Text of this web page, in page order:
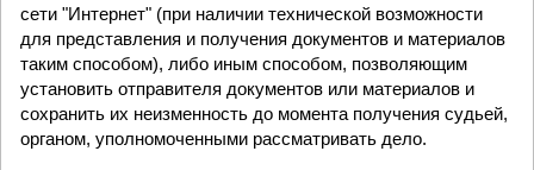
сети "Интернет" (при наличии технической возможности
для представления и получения документов и материалов
таким способом), либо иным способом, позволяющим
установить отправителя документов или материалов и
сохранить их неизменность до момента получения судьей,
органом, уполномоченными рассматривать дело.